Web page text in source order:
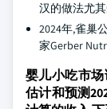
汉的做法尤
2024年,雀巢
家Gerber
婴儿小吃市
估计和预测